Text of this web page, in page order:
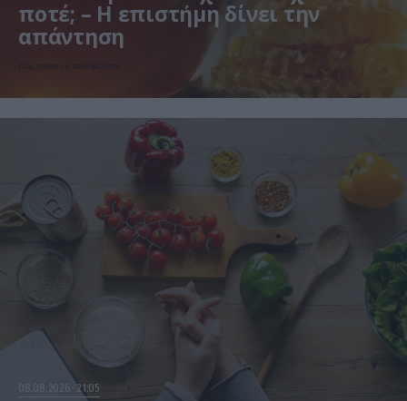
ποτέ; – Η επιστήμη δίνει την
απάντηση
Πώς πρέπει να αποθηκεύεται
08.08.2026 21:05